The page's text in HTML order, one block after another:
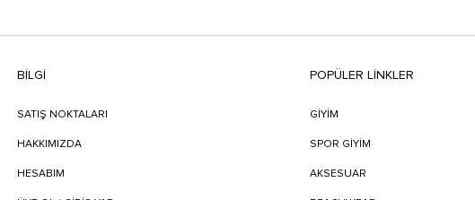
BILGI
SATIŞ NOKTALARI
HAKKIMIZDA
HESABIM
POPÜLER LİNKLER
GİYİM
SPOR GİYİM
AKSESUAR